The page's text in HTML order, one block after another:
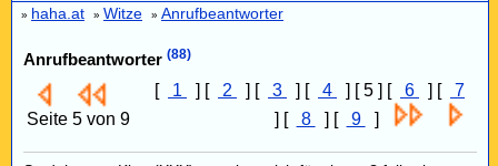
» haha.at » Witze » Anrufbeantworter
Anrufbeantworter (88)
Seite 5 von 9
[ 1 ] [ 2 ] [ 3 ] [ 4 ] [ 5 ] [ 6 ] [
7
] [
8 ] [ 9 ]